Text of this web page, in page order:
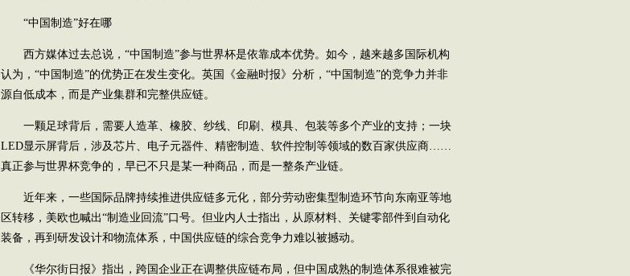
“中国制造”好在哪
西方媒体过去总说，“中国制造”参与世界杯是依靠成本优势。如今，越来越多国际机构
认为，“中国制造”的优势正在发生变化。英国《金融时报》分析，“中国制造”的竞争力并非
源自低成本，而是产业集群和完整供应链。
一颗足球背后，需要人造革、橡胶、纱线、印刷、模具、包装等多个产业的支持；一块
LED显示屏背后，涉及芯片、电子元器件、精密制造、软件控制等领域的数百家供应商……
真正参与世界杯竞争的，早已不只是某一种商品，而是一整条产业链。
近年来，一些国际品牌持续推进供应链多元化，部分劳动密集型制造环节向东南亚等地
区转移，美欧也喊出“制造业回流”口号。但业内人士指出，从原材料、关键零部件到自动化
装备，再到研发设计和物流体系，中国供应链的综合竞争力难以被撼动。
《华尔街日报》指出，跨国企业正在调整供应链布局，但中国成熟的制造体系很难被完